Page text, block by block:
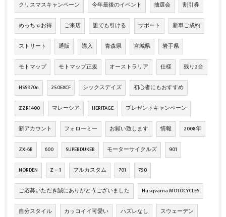
クリスマスキャンペーン 今年最後のイベント 抽選会 割引券
めっちゃお得 ご来店 誰でも引ける サポート 新車ご成約
ストリート 通販 購入 青森県 宮城県 岩手県
モトマップ モトマップ正規 オーストラリア 仕様 残り2台
HSS970n 250EXCF シックスデイズ 初心者にもおすすめ
ZZR1400 マレーシア HERITAGE プレゼントキャンペーン
新アカウント フォローミー お願い致します 情報 2008年
ZX‐6R 600 SUPERDUKER モーターサイクルズ 901
NORDEN Z－1 フルカスタム 701 750
ご応募いただき誠にありがとうございました Husqvarna MOTOCYCLES
自分スタイル カッコイイ可愛い ハズレなし スウェーデン